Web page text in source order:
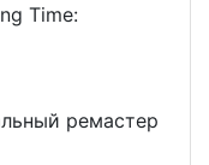
Time:
ремастер